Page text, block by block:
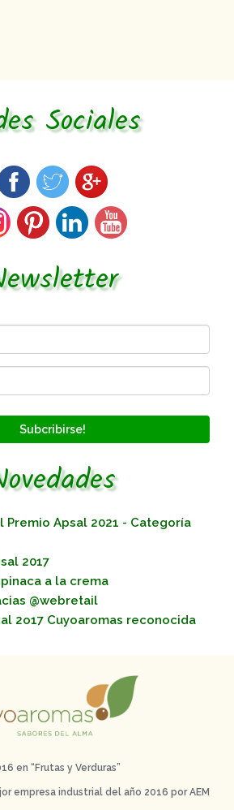
Sociales
Subcribirse!
Premio Apsal 2021 - Categoría
2017
a la crema
@webretail
2o17 Cuyoaromas reconocida
en “Frutas y Verduras”
empresa industrial del año 2016 por AEM